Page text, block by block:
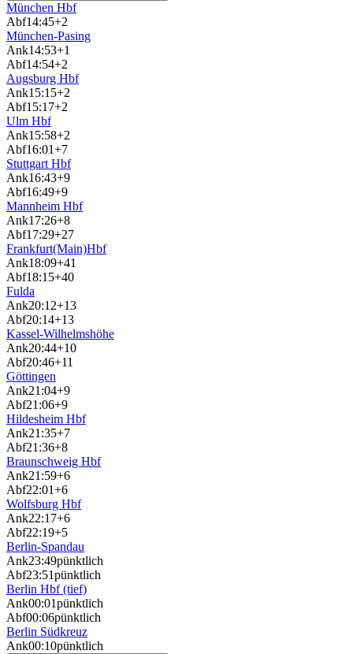
München Hbf
Abf14:45+2
München-Pasing
Ank14:53+1
Abf14:54+2
Augsburg Hbf
Ank15:15+2
Abf15:17+2
Ulm Hbf
Ank15:58+2
Abf16:01+7
Stuttgart Hbf
Ank16:43+9
Abf16:49+9
Mannheim Hbf
Ank17:26+8
Abf17:29+27
Frankfurt(Main)Hbf
Ank18:09+41
Abf18:15+40
Fulda
Ank20:12+13
Abf20:14+13
Kassel-Wilhelmshöhe
Ank20:44+10
Abf20:46+11
Göttingen
Ank21:04+9
Abf21:06+9
Hildesheim Hbf
Ank21:35+7
Abf21:36+8
Braunschweig Hbf
Ank21:59+6
Abf22:01+6
Wolfsburg Hbf
Ank22:17+6
Abf22:19+5
Berlin-Spandau
Ank23:49pünktlich
Abf23:51pünktlich
Berlin Hbf (tief)
Ank00:01pünktlich
Abf00:06pünktlich
Berlin Südkreuz
Ank00:10pünktlich